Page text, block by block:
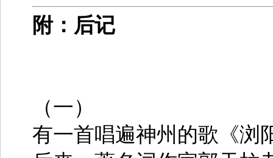
附：后记
（一）
有一首唱遍神州的歌《浏